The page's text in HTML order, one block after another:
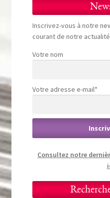
Inscrivez-vous à notre
courant de notre
Votre nom
Votre adresse e-mail*
Consultez notre